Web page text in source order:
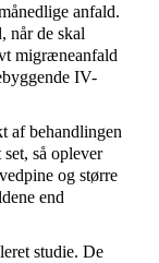
anfald.
når de skal
migræneanfald
IV-
af behandlingen
så oplever
og større
end
studie. De